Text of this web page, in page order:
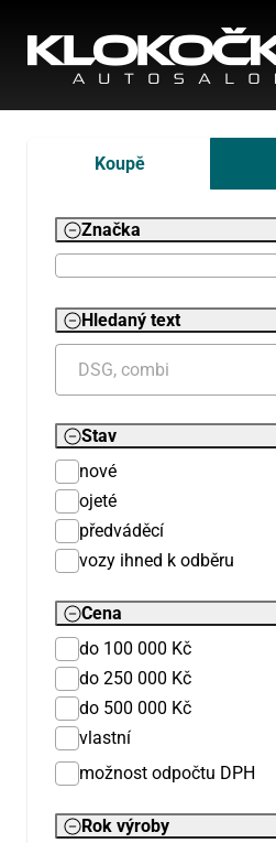
Koupě
Značka
Hledaný text
Stav
nové
ojeté
předváděcí
vozy ihned k odběru
Cena
do 100 000 Kč
do 250 000 Kč
do 500 000 Kč
vlastní
možnost odpočtu DPH
Rok výroby